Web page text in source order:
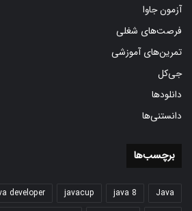
آزمون جاوا
فرصت‌های شغلی
تمرین‌های آموزشی
جی‌کل
دانلودها
دانستنی‌ها
برچسب‌ها
Java
java 8
javacup
developer